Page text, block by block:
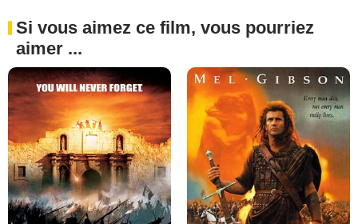
Si vous aimez ce film, vous pourriez
aimer ...